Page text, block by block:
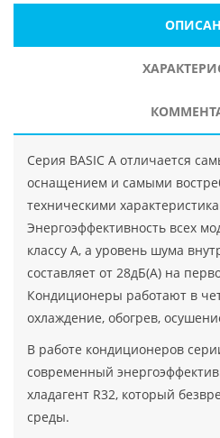
Серия BASIC A отличается
оснащением и самыми
техническими
Энергоэффективность всех
классу А, а уровень шума
составляет от 28дБ(А) на
Кондиционеры работают в
охлаждение, обогрев,
В работе кондиционеров
современный
хладагент R32, который
среды.